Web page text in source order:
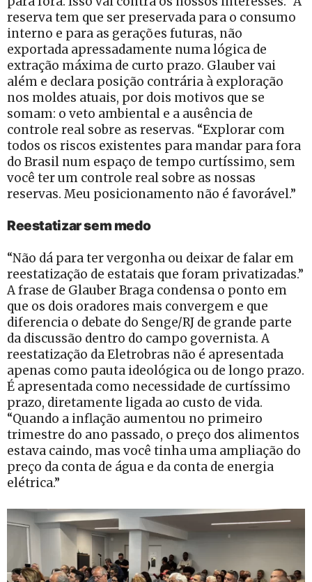
reserva tem que ser preservada para o consumo
interno e para as gerações futuras, não
exportada apressadamente numa lógica de
extração máxima de curto prazo. Glauber vai
além e declara posição contrária à exploração
nos moldes atuais, por dois motivos que se
somam: o veto ambiental e a ausência de
controle real sobre as reservas. “Explorar com
todos os riscos existentes para mandar para fora
do Brasil num espaço de tempo curtíssimo, sem
você ter um controle real sobre as nossas
reservas. Meu posicionamento não é favorável.”
Reestatizar sem medo
“Não dá para ter vergonha ou deixar de falar em
reestatização de estatais que foram privatizadas.”
A frase de Glauber Braga condensa o ponto em
que os dois oradores mais convergem e que
diferencia o debate do Senge/RJ de grande parte
da discussão dentro do campo governista. A
reestatização da Eletrobras não é apresentada
apenas como pauta ideológica ou de longo prazo.
É apresentada como necessidade de curtíssimo
prazo, diretamente ligada ao custo de vida.
“Quando a inflação aumentou no primeiro
trimestre do ano passado, o preço dos alimentos
estava caindo, mas você tinha uma ampliação do
preço da conta de água e da conta de energia
elétrica.”